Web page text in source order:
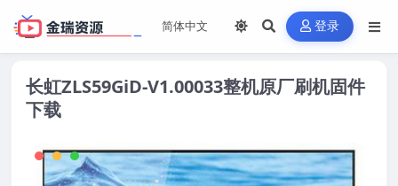
登录
长虹ZLS59GiD-V1.00033整机原厂刷机固件
下载